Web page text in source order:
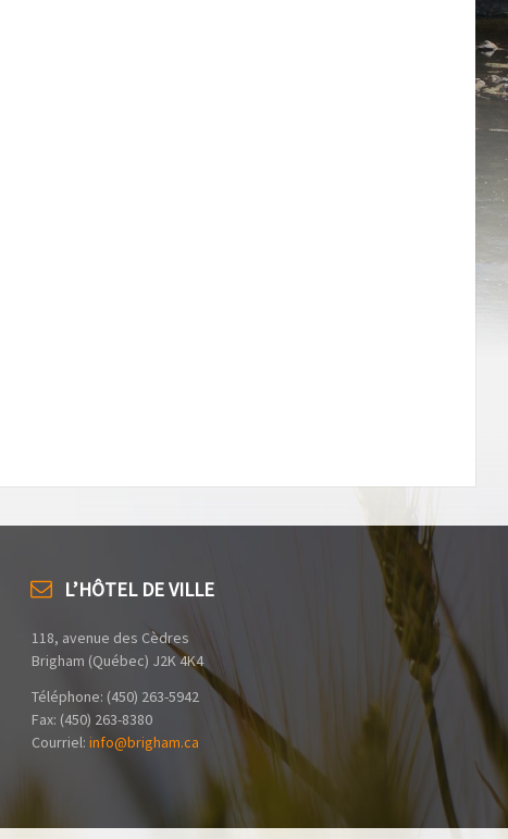
L’HÔTEL DE VILLE
118, avenue des Cèdres
Brigham (Québec) J2K 4K4
Téléphone: (450) 263-5942
Fax: (450) 263-8380
Courriel: info@brigham.ca